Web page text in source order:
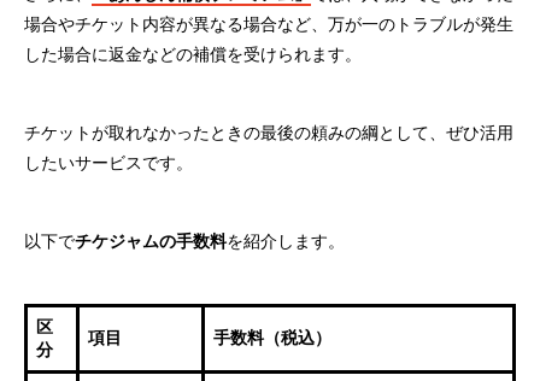
場合やチケット内容が異なる場合など、万が一のトラブルが発生
した場合に返金などの補償を受けられます。
チケットが取れなかったときの最後の頼みの綱として、ぜひ活用
したいサービスです。
以下でチケジャムの手数料を紹介します。
区
分
項目 手数料（税込）